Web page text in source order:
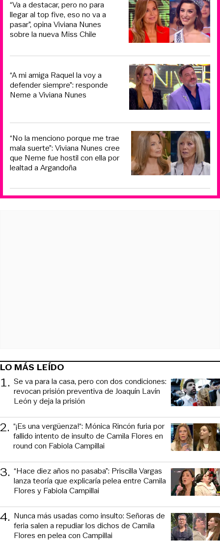
“Va a destacar, pero no para
llegar al top five, eso no va a
pasar”, opina Viviana Nunes
sobre la nueva Miss Chile
“A mi amiga Raquel la voy a
defender siempre”: responde
Neme a Viviana Nunes
“No la menciono porque me trae
mala suerte”: Viviana Nunes cree
que Neme fue hostil con ella por
lealtad a Argandoña
LO MÁS LEÍDO
1. Se va para la casa, pero con dos condiciones:
revocan prisión preventiva de Joaquín Lavín
León y deja la prisión
2. “¡Es una vergüenza!“: Mónica Rincón furia por
fallido intento de insulto de Camila Flores en
round con Fabiola Campillai
3. “Hace diez años no pasaba”: Priscilla Vargas
lanza teoría que explicaría pelea entre Camila
Flores y Fabiola Campillai
4. Nunca más usadas como insulto: Señoras de
feria salen a repudiar los dichos de Camila
Flores en pelea con Campillai